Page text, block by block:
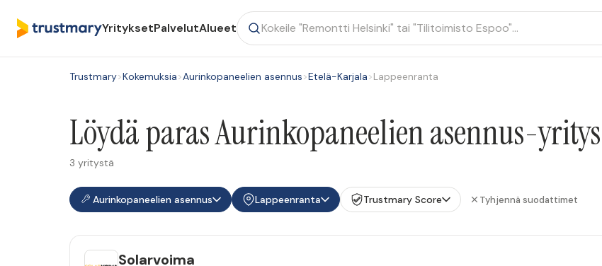
YrityksetPalvelutAlueet
Trustmary>Kokemuksia>Aurinkopaneelien asennus>Etelä-Karjala>Lappeenranta
Löydä paras Aurinkopaneelien asennus-
3 yritystä
Aurinkopaneelien asennus Lappeenranta Trustmary Score Tyhjennä suodattimet
Solarvoima